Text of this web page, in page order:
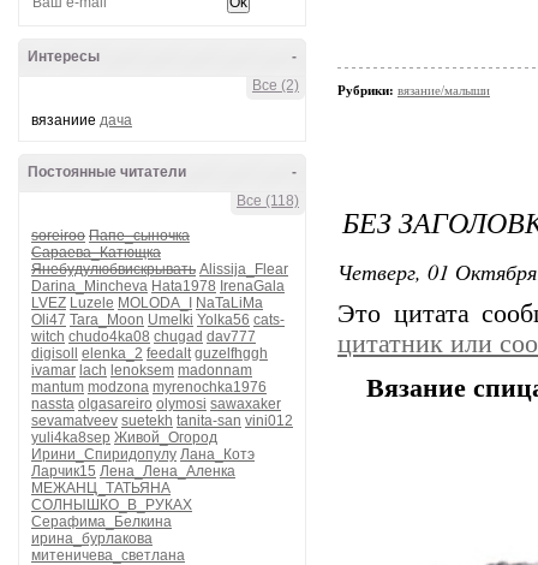
-
Интересы
Все (2)
вязаниие дача
-
Постоянные читатели
Все (118)
soreiroo Папе_сыночка
Сараева_Катющка
Янебудулюбвискрывать Alissija_Flear
Darina_Mincheva Hata1978 IrenaGala
LVEZ Luzele MOLODA_I
NaTaLiMa
Oli47 Tara_Moon Umelki Yolka56 cats-
witch chudo4ka08 chugad dav777
digisoll
elenka_2 feedalt guzelfhggh
ivamar lach lenoksem madonnam
mantum modzona myrenochka1976
nassta olgasareiro olymosi sawaxaker
sevamatveev suetekh tanita-san vini012
yuli4ka8sep Живой_Огород
Ирини_Спиридопулу Лана_Котэ
Ларчик15 Лена_Лена_Аленка
МЕЖАНЦ_ТАТЬЯНА
СОЛНЫШКО_В_РУКАХ
Серафима_Белкина
ирина_бурлакова
митеничева_светлана
Рубрики: вязание/малыши
БЕЗ
Четверг, 01
Это цитата
цитатник или
Вязание